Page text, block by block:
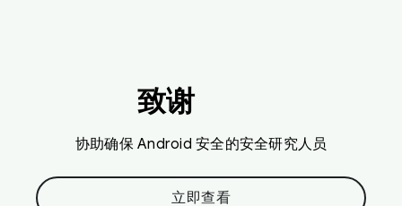
致谢
协助确保 Android 安全的安全研究人员
立即查看